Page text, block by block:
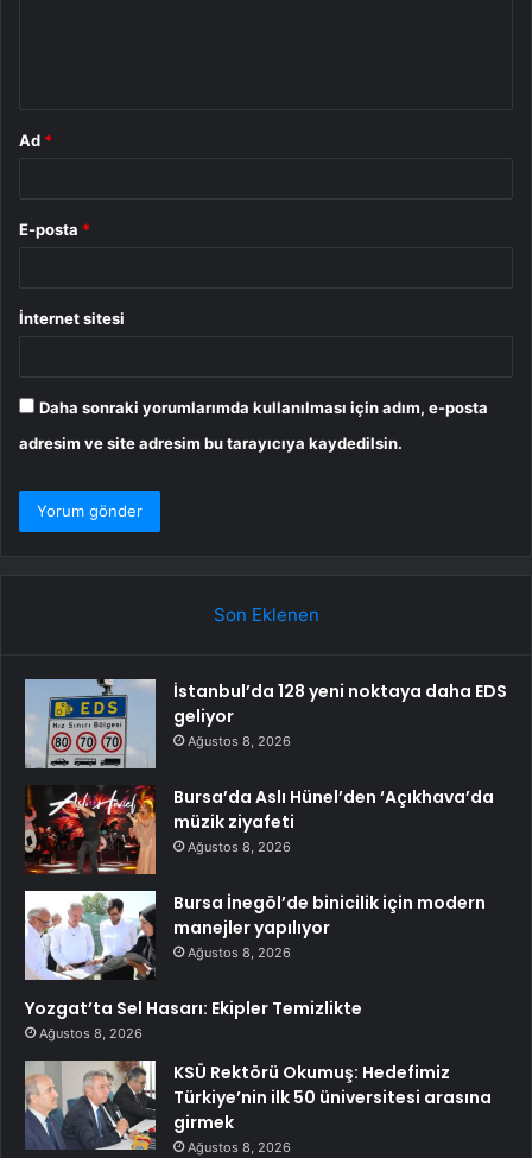
Ad *
E-posta *
İnternet sitesi
Daha sonraki yorumlarımda kullanılması için adım, e-posta
adresim ve site adresim bu tarayıcıya kaydedilsin.
Son Eklenen
İstanbul’da 128 yeni noktaya daha EDS
geliyor
Ağustos 8, 2026
Bursa’da Aslı Hünel’den ‘Açıkhava’da
müzik ziyafeti
Ağustos 8, 2026
Bursa İnegöl’de binicilik için modern
manejler yapılıyor
Ağustos 8, 2026
Yozgat’ta Sel Hasarı: Ekipler Temizlikte
Ağustos 8, 2026
KSÜ Rektörü Okumuş: Hedefimiz
Türkiye’nin ilk 50 üniversitesi arasına
girmek
Ağustos 8, 2026